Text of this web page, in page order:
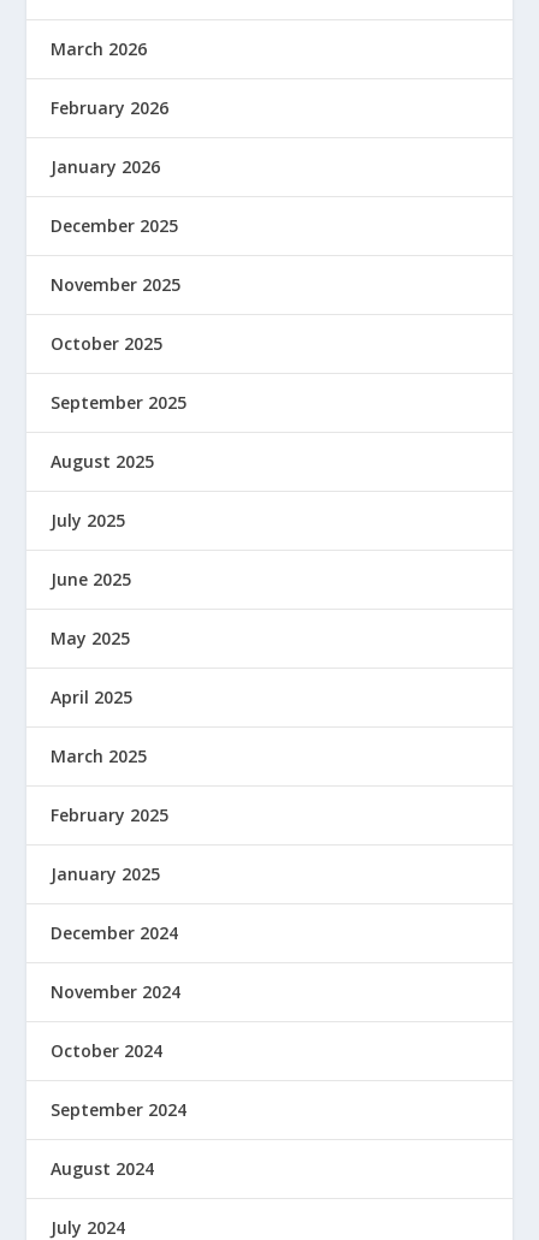
March 2026
February 2026
January 2026
December 2025
November 2025
October 2025
September 2025
August 2025
July 2025
June 2025
May 2025
April 2025
March 2025
February 2025
January 2025
December 2024
November 2024
October 2024
September 2024
August 2024
July 2024